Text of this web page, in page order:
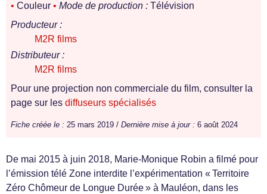
• Couleur • Mode de production : Télévision
Producteur :
M2R films
Distributeur :
M2R films
Pour une projection non commerciale du film, consulter la
page sur les diffuseurs spécialisés
Fiche créée le : 25 mars 2019 / Dernière mise à jour : 6 août 2024
De mai 2015 à juin 2018, Marie-Monique Robin a filmé pour
l’émission télé Zone interdite l’expérimentation « Territoire
Zéro Chômeur de Longue Durée » à Mauléon, dans les